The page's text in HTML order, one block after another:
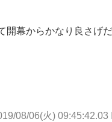
開幕からかなり良さげ
08/06(火) 09:45:42.03